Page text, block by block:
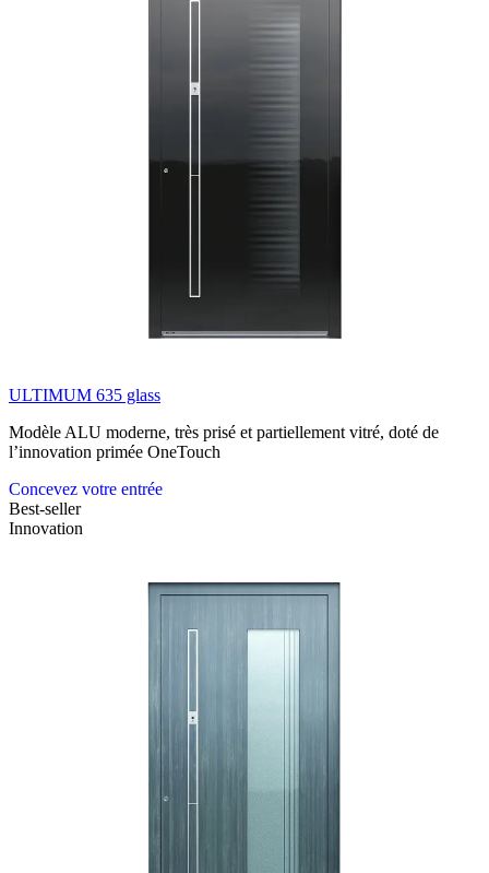
ULTIMUM 635 glass
Modèle ALU moderne, très prisé et partiellement vitré, doté de
l’innovation primée OneTouch
Concevez votre entrée
Best-seller
Innovation